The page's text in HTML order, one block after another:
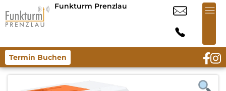
Funkturm Prenzlau
Termin Buchen